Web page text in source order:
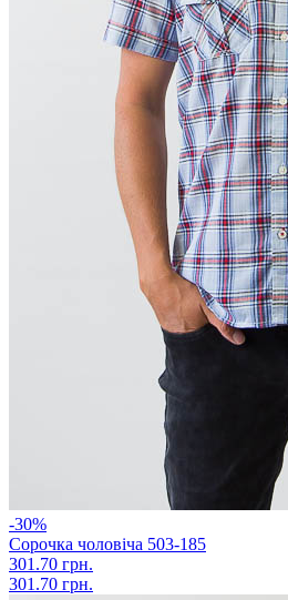
-30%
Сорочка чоловіча 503-185
301.70 грн.
301.70 грн.